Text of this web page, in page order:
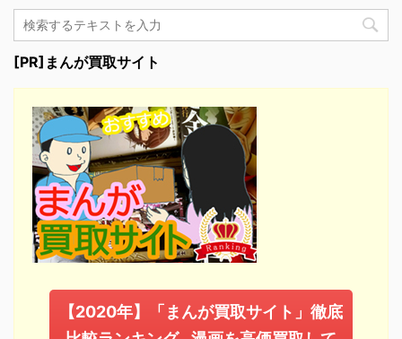
[PR]まんが買取サイト
【2020年】「まんが買取サイト」徹底